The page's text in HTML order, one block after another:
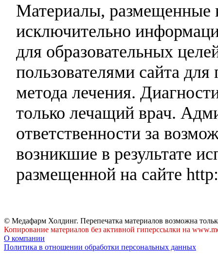
Материалы, размещенные
исключительно
для образовательных
пользователями сайта
метода лечения.
только лечащий врач.
ответственности за
возникшие в результате
размещенной на сайте
© Медафарм Холдинг. Перепечатка материалов возможна
Копирование материалов без активной гиперссылки на
О компании
Политика в отношении обработки персональных данных